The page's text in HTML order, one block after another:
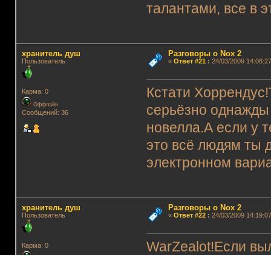
талантами, все в
хранитель душ
Пользователь
Карма: 0
Оффлайн
Сообщений: 36
Разговоры о Nox 2
« Ответ #21: 24/03/2009
Кстати
серьёзно
новелла.А если у
это всё людям ты
электронном
хранитель душ
Пользователь
Карма: 0
Разговоры о Nox 2
« Ответ #22: 24/03/2009
WarZealot!Если